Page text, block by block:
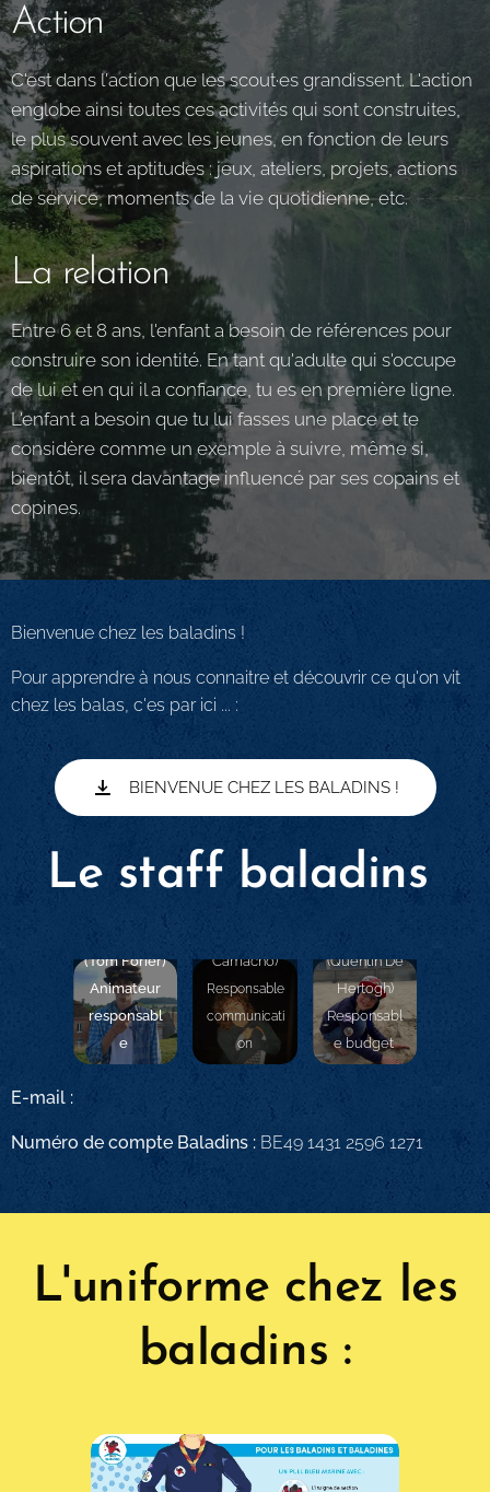
Action
C'est dans l'action que les scout·es grandissent. L'action
englobe ainsi toutes ces activités qui sont construites,
le plus souvent avec les jeunes, en fonction de leurs
aspirations et aptitudes : jeux, ateliers, projets, actions
de service, moments de la vie quotidienne, etc.
La relation
Entre 6 et 8 ans, l'enfant a besoin de références pour
construire son identité. En tant qu'adulte qui s'occupe
de lui et en qui il a confiance, tu es en première ligne.
L'enfant a besoin que tu lui fasses une place et te
considère comme un exemple à suivre, même si,
bientôt, il sera davantage influencé par ses copains et
copines.
Bienvenue chez les baladins !
Pour apprendre à nous connaitre et découvrir ce qu'on vit
chez les balas, c'es par ici ... :
BIENVENUE CHEZ LES BALADINS !
Le staff baladins
(Tom Forier)
Animateur
responsabl
e
Camacho)
Responsable
communicati
on
(Quentin De
Hertogh)
Responsabl
e budget
E-mail :
Numéro de compte Baladins : BE49 1431 2596 1271
L'uniforme chez les
baladins :